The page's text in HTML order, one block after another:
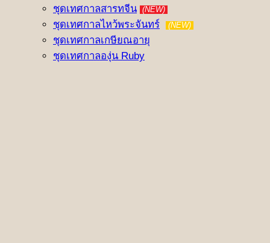
ชุดเทศกาลสารทจีน (NEW)
ชุดเทศกาลไหว้พระจันทร์ (NEW)
ชุดเทศกาลเกษียณอายุ
ชุดเทศกาลองุ่น Ruby